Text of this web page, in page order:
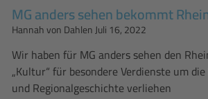
MG anders sehen bekommt
Hannah von DahlenJuli 16, 2022
Wir haben für MG anders sehen den
„Kultur“ für besondere Verdienste um
und Regionalgeschichte verliehen